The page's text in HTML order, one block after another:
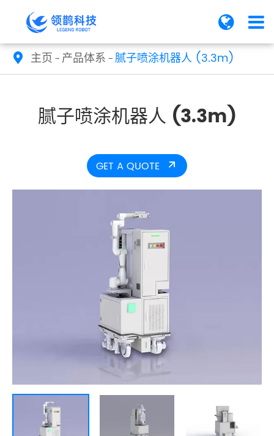
 主页 产品体系 腻子喷涂机器人 (3.3m)
腻子喷涂机器人 (3.3m)
GET A QUOTE 